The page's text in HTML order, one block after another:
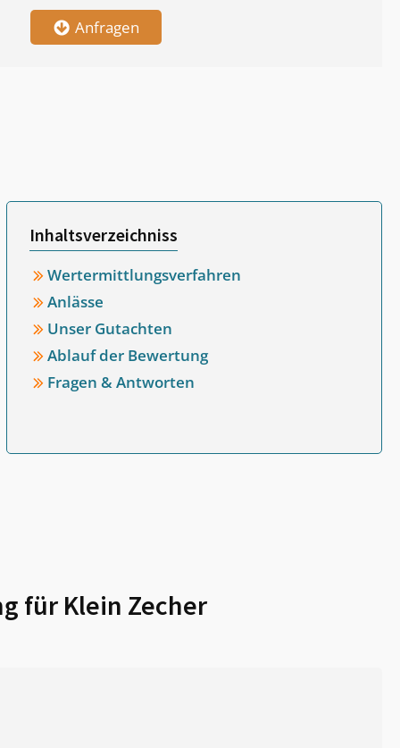
Anfragen
Inhaltsverzeichniss
Wertermittlungsverfahren
Anlässe
Unser Gutachten
Ablauf der Bewertung
Fragen & Antworten
für Klein Zecher